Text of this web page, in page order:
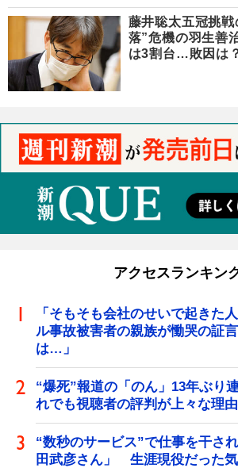
藤井聡太五冠挑
落”危機の羽生
は3割台…敗因は
アクセスランキン
「そもそも会社のせいで起き
ル事故被害者の親族が慟哭の証
は…」
“爆死”報道の「のん」13年ぶ
れでも視聴者の評判が上々な理由
“数秒のサービス”で仕事を干さ
田武彦さん」 生涯現役だった